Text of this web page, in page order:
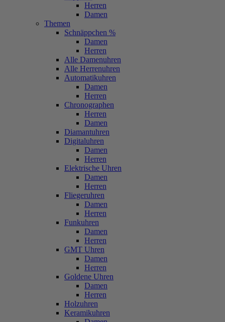
Herren
Damen
Themen
Schnäppchen %
Damen
Herren
Alle Damenuhren
Alle Herrenuhren
Automatikuhren
Damen
Herren
Chronographen
Herren
Damen
Diamantuhren
Digitaluhren
Damen
Herren
Elektrische Uhren
Damen
Herren
Fliegeruhren
Damen
Herren
Funkuhren
Damen
Herren
GMT Uhren
Damen
Herren
Goldene Uhren
Damen
Herren
Holzuhren
Keramikuhren